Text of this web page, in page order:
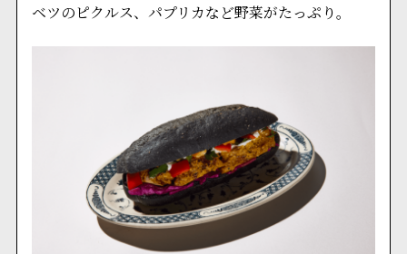
ベツのピクルス、パプリカなど野菜がたっぷり。